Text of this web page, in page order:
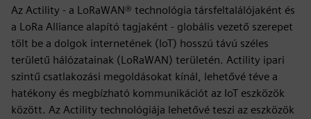
Az Actility - a LoRaWAN® technológia társfeltalálójaként és
a LoRa Alliance alapító tagjaként - globális vezető szerepet
tölt be a dolgok internetének (IoT) hosszú távú széles
területű hálózatainak (LoRaWAN) területén. Actility ipari
szintű csatlakozási megoldásokat kínál, lehetővé téve a
hatékony és megbízható kommunikációt az IoT eszközök
között. Az Actility technológiája lehetővé teszi az eszközök